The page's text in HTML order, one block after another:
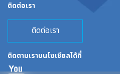
ติดต่อเรา
ติดต่อเรา
ติดตามเราบนโซเชียลได้ที่